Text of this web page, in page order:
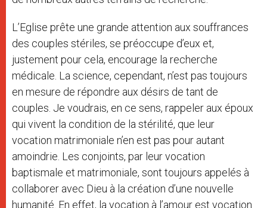
L’Eglise prête une grande attention aux souffrances
des couples stériles, se préoccupe d’eux et,
justement pour cela, encourage la recherche
médicale. La science, cependant, n’est pas toujours
en mesure de répondre aux désirs de tant de
couples. Je voudrais, en ce sens, rappeler aux époux
qui vivent la condition de la stérilité, que leur
vocation matrimoniale n’en est pas pour autant
amoindrie. Les conjoints, par leur vocation
baptismale et matrimoniale, sont toujours appelés à
collaborer avec Dieu à la création d’une nouvelle
humanité. En effet, la vocation à l’amour est vocation